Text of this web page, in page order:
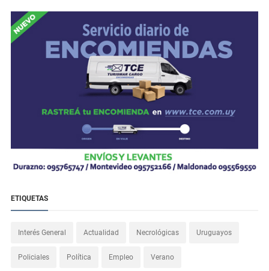
ETIQUETAS
Interés General Actualidad Necrológicas Uruguayos
Policiales Política Empleo Verano